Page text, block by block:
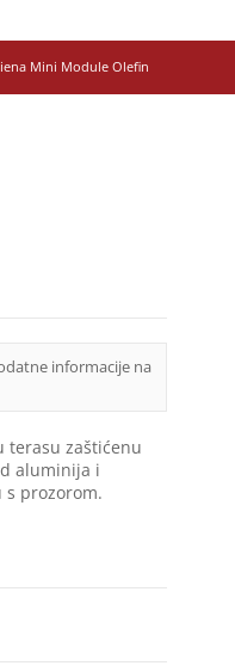
Mini Module Olefin
informacije na
terasu zaštićenu
aluminija i
s prozorom.